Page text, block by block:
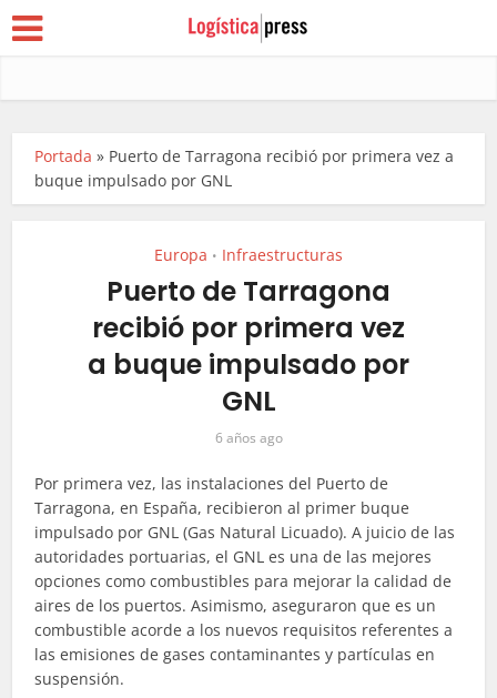
Portada » Puerto de Tarragona recibió por primera vez a
buque impulsado por GNL
Europa • Infraestructuras
Puerto de Tarragona
recibió por primera vez
a buque impulsado por
GNL
6 años ago
Por primera vez, las instalaciones del Puerto de
Tarragona, en España, recibieron al primer buque
impulsado por GNL (Gas Natural Licuado). A juicio de las
autoridades portuarias, el GNL es una de las mejores
opciones como combustibles para mejorar la calidad de
aires de los puertos. Asimismo, aseguraron que es un
combustible acorde a los nuevos requisitos referentes a
las emisiones de gases contaminantes y partículas en
suspensión.